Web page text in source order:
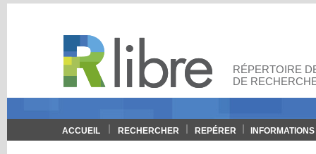
RÉPERTOIRE
DE
ACCUEIL RECHERCHER REPÉRER INFORMATIONS